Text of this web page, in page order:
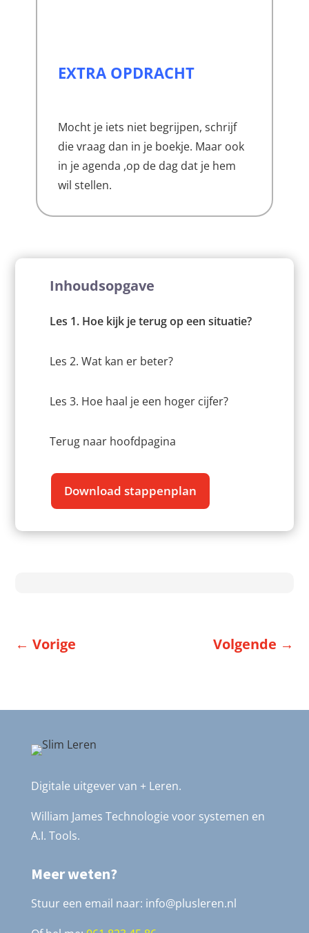
EXTRA OPDRACHT
Mocht je iets niet begrijpen, schrijf
die vraag dan in je boekje. Maar ook
in je agenda ,op de dag dat je hem
wil stellen.
Inhoudsopgave
Les 1. Hoe kijk je terug op een situatie?
Les 2. Wat kan er beter?
Les 3. Hoe haal je een hoger cijfer?
Terug naar hoofdpagina
Download stappenplan
←Vorige Volgende →
Digitale uitgever van + Leren.
William James Technologie voor systemen en
A.I. Tools.
Meer weten?
Stuur een email naar: info@plusleren.nl